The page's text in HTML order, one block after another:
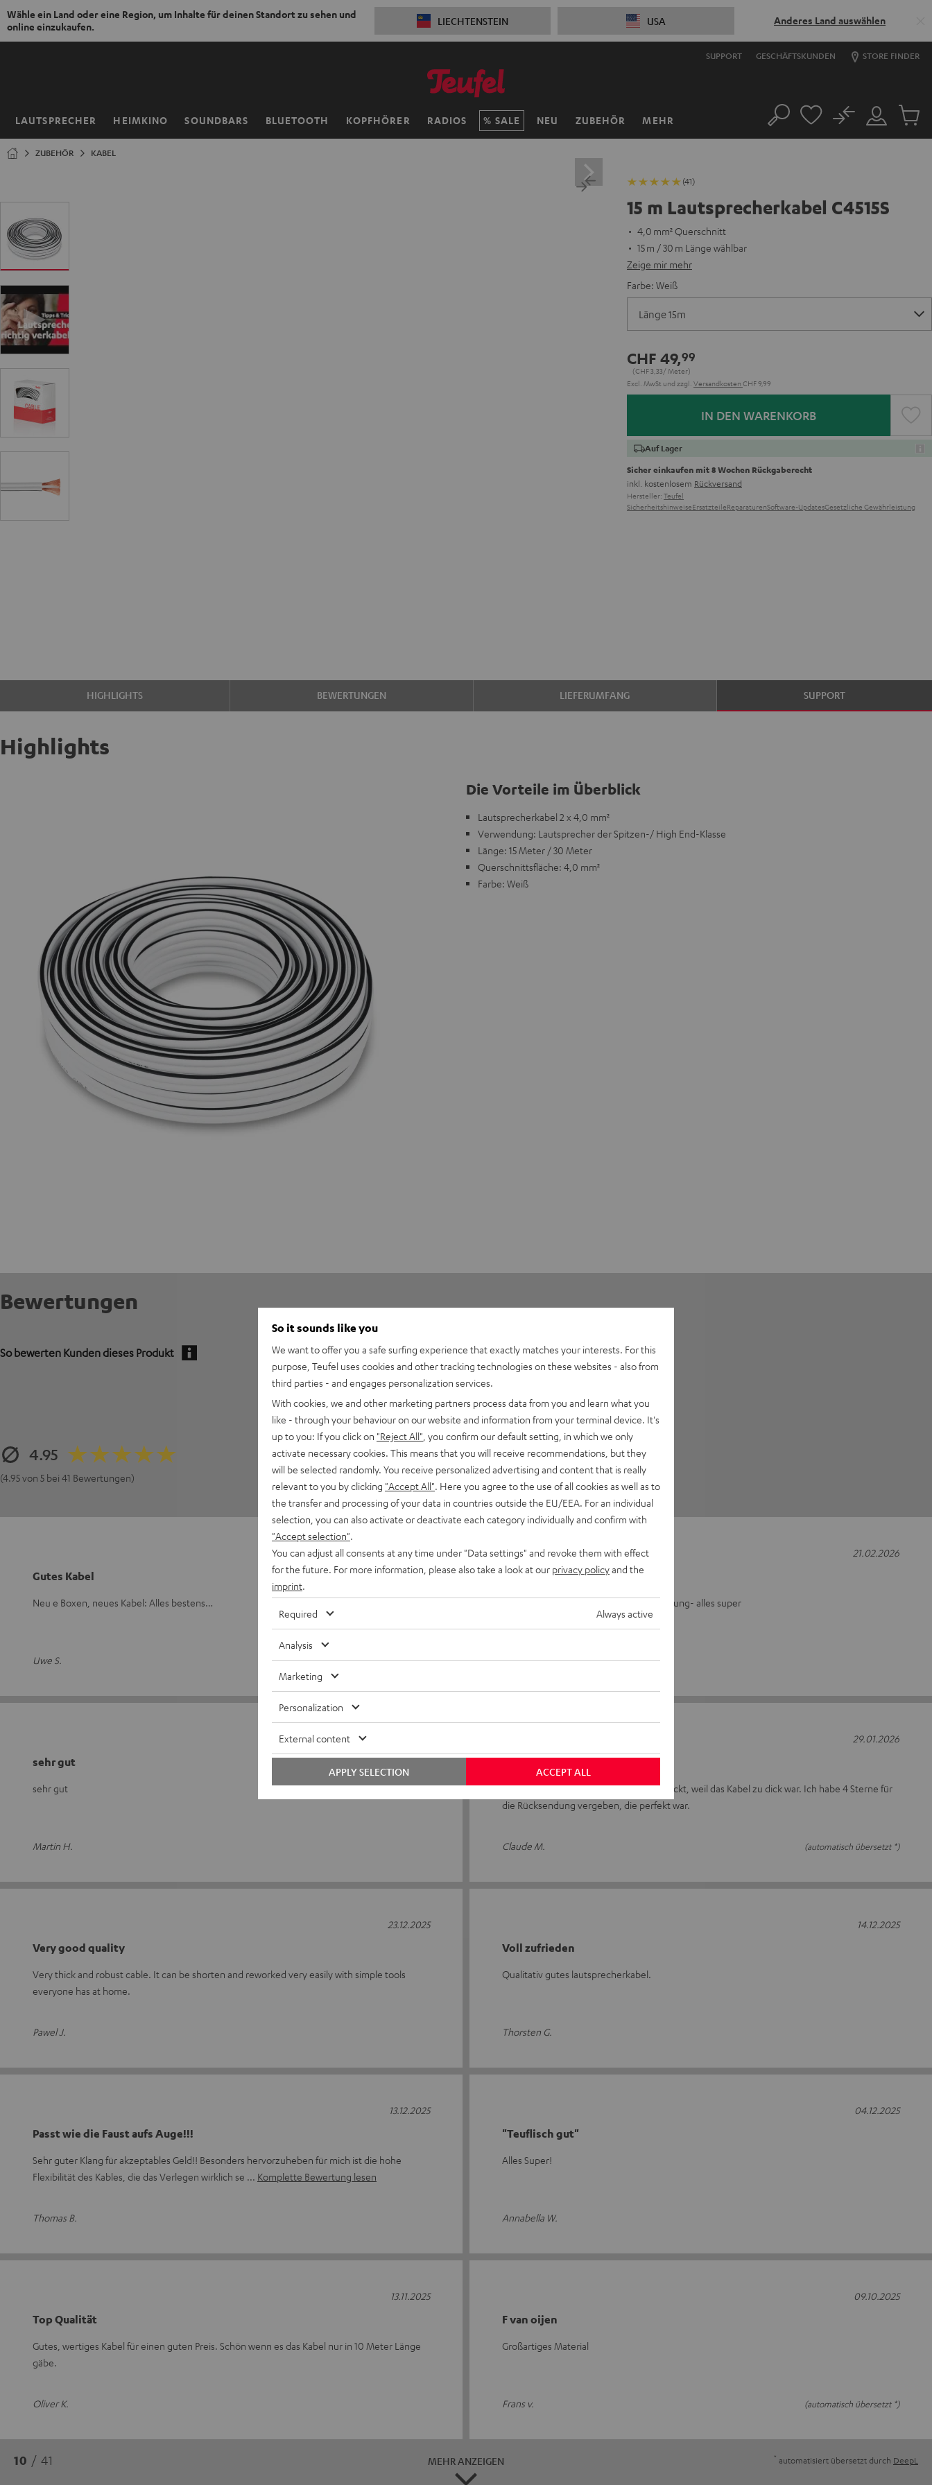
Wähle ein Land oder eine Region, um Inhalte für deinen Standort zu sehen und
online einzukaufen.
LIECHTENSTEIN USA Anderes Land auswählen
ZUM
SUPPORT GESCHÄFTSKUNDEN STORE FINDER
LAUTSPRECHER HEIMKINO SOUNDBARS BLUETOOTH KOPFHÖRER RADIOS SALE NEU ZUBEHÖR MEHR
Startseite Suche
Mein
Konto
No
Artikel
ZUBEHÖR KABEL
(41)
15 m Lautsprecherkabel C4515S
4,0 mm² Querschnitt
15 m / 30 m Länge wählbar
Zeige mir mehr
Farbe: Weiß
CHF 49,99
(CHF 3,33/ Meter)
Excl. MwSt und zzgl. Versandkosten CHF 9,99
IN DEN WARENKORB
Auf Lager
Sicher einkaufen mit 8 Wochen Rückgaberecht
inkl. kostenlosem Rückversand
Hersteller: Teufel
SicherheitshinweiseErsatzteileReparaturenSoftware-UpdatesGesetzliche Gewährleistung
HIGHLIGHTS BEWERTUNGEN LIEFERUMFANG SUPPORT
Highlights
Die Vorteile im Überblick
Lautsprecherkabel 2 x 4,0 mm²
Verwendung: Lautsprecher der Spitzen-/ High End-Klasse
Länge: 15 Meter / 30 Meter
Querschnittsfläche: 4,0 mm²
Farbe: Weiß
Bewertungen
So bewerten Kunden dieses Produkt
4.95
(4.95 von 5 bei 41 Bewertungen)
5
4
2
2
0
1
0
Gutes Kabel
Neu e Boxen, neues Kabel: Alles bestens…
Uwe S.
17.04.2026
Super
Bestellung, Lieferung, Versand, Verpackung- alles super
Michaela S.
21.02.2026
sehr gut
sehr gut
Martin H.
4 mm² Kabel
Nicht verwendet, habe ich zurückgeschickt, weil das Kabel zu dick war. Ich habe 4 Sterne für
die Rücksendung vergeben, die perfekt war.
Claude M. (automatisch übersetzt *)
29.01.2026
Very good quality
Very thick and robust cable. It can be shorten and reworked very easily with simple tools
everyone has at home.
Pawel J.
23.12.2025
Voll zufrieden
Qualitativ gutes lautsprecherkabel.
Thorsten G.
14.12.2025
Passt wie die Faust aufs Auge!!!
Sehr guter Klang für akzeptables Geld!! Besonders hervorzuheben für mich ist die hohe
Flexibilität des Kables, die das Verlegen wirklich se
Komplette Bewertung lesen
Thomas B.
13.12.2025
"Teuflisch gut"
Alles Super!
Annabella W.
04.12.2025
Top Qualität
Gutes, wertiges Kabel für einen guten Preis. Schön wenn es das Kabel nur in 10 Meter Länge
gäbe.
Oliver K.
13.11.2025
F van oijen
Großartiges Material
Frans v. (automatisch übersetzt *)
09.10.2025
10 / 41 * automatisiert übersetzt durch DeepL
MEHR ANZEIGEN
So it sounds like you
We want to offer you a safe surfing experience that exactly matches your interests. For this
purpose, Teufel uses cookies and other tracking technologies on these websites - also from
third parties - and engages personalization services.
With cookies, we and other marketing partners process data from you and learn what you
like - through your behaviour on our website and information from your terminal device. It's
up to you: If you click on "Reject All" , you confirm our default setting, in which we only
activate necessary cookies. This means that you will receive recommendations, but they
will be selected randomly. You receive personalized advertising and content that is really
relevant to you by clicking "Accept All" . Here you agree to the use of all cookies as well as to
the transfer and processing of your data in countries outside the EU/EEA. For an individual
selection, you can also activate or deactivate each category individually and confirm with
"Accept selection"
You can adjust all consents at any time under "Data settings" and revoke them with effect
for the future. For more information, please also take a look at our privacy policyand the
imprint
Required Always active
Analysis
Marketing
Personalization
External content
ACCEPT ALL
APPLY SELECTION